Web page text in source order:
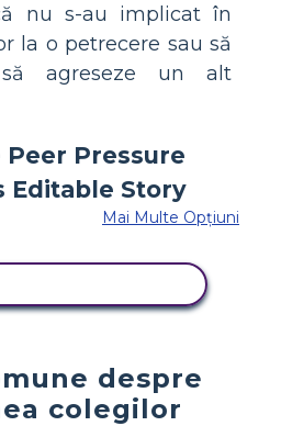
nu s-au implicat în
la o petrecere sau să
agreseze un alt
Mai Multe Opțiuni
despre
colegilor